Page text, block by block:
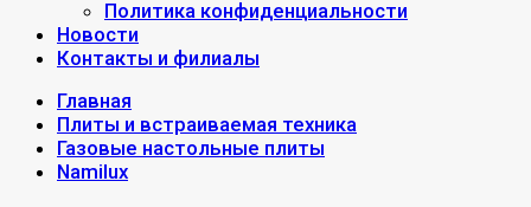
Политика конфиденциальности
Новости
Контакты и филиалы
Главная
Плиты и встраиваемая техника
Газовые настольные плиты
Namilux